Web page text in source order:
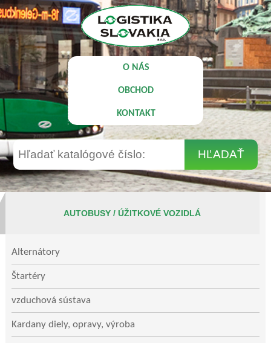
O NÁS
OBCHOD
KONTAKT
AUTOBUSY / ÚŽITKOVÉ VOZIDLÁ
Alternátory
Štartéry
vzduchová sústava
Kardany diely, opravy, výroba